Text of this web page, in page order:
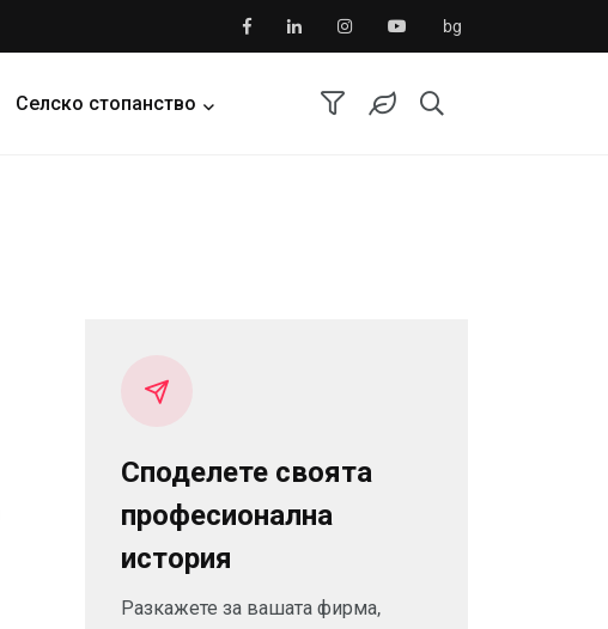
bg
Селско стопанство
Споделете своята
професионална
история
Разкажете за вашата фирма,